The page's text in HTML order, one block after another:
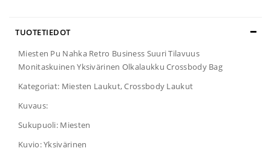
TUOTETIEDOT
Miesten Pu Nahka Retro Business Suuri Tilavuus
Monitaskuinen Yksivärinen Olkalaukku Crossbody Bag
Kategoriat: Miesten Laukut, Crossbody Laukut
Kuvaus:
Sukupuoli: Miesten
Kuvio: Yksivärinen